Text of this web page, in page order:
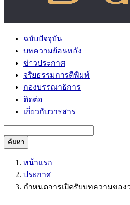
ฉบับปัจจุบัน
บทความย้อนหลัง
ข่าวประกาศ
จริยธรรมการตีพิมพ์
กองบรรณาธิการ
ติดต่อ
เกี่ยวกับวารสาร
ค้นหา
หน้าแรก
ประกาศ
กำหนดการเปิดรับบทความของ